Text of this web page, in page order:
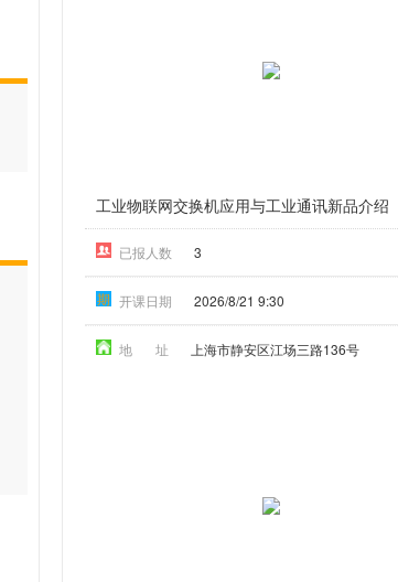
已报人数 3
期 开课日期 2026/8/21 9:30
地 址 上海市静安区江场三路136号